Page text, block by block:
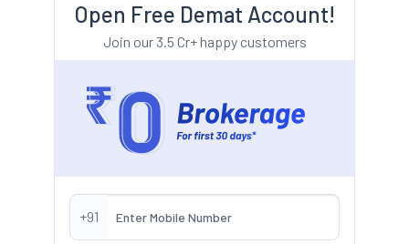
Open Free Demat Account!
Join our 3.5 Cr+ happy customers
+91